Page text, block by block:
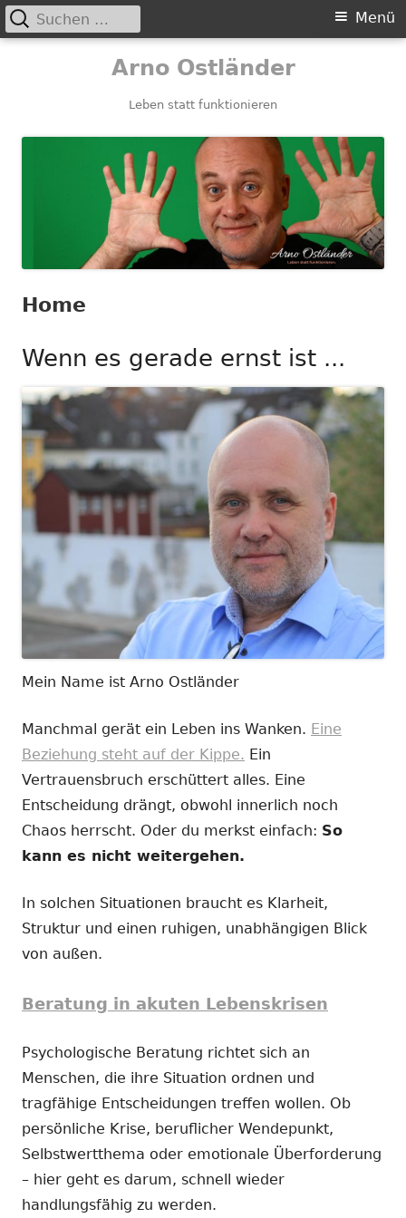
Arno Ostländer
Leben statt funktionieren
Primäres
Menü
Suchen
nach:
Home
Wenn es gerade ernst ist ...
Mein Name ist Arno Ostländer
Manchmal gerät ein Leben ins Wanken. Eine
Beziehung steht auf der Kippe. Ein
Vertrauensbruch erschüttert alles. Eine
Entscheidung drängt, obwohl innerlich noch
Chaos herrscht. Oder du merkst einfach: So
kann es nicht weitergehen.
In solchen Situationen braucht es Klarheit,
Struktur und einen ruhigen, unabhängigen Blick
von außen.
Beratung in akuten Lebenskrisen
Psychologische Beratung richtet sich an
Menschen, die ihre Situation ordnen und
tragfähige Entscheidungen treffen wollen. Ob
persönliche Krise, beruflicher Wendepunkt,
Selbstwertthema oder emotionale Überforderung
– hier geht es darum, schnell wieder
handlungsfähig zu werden.